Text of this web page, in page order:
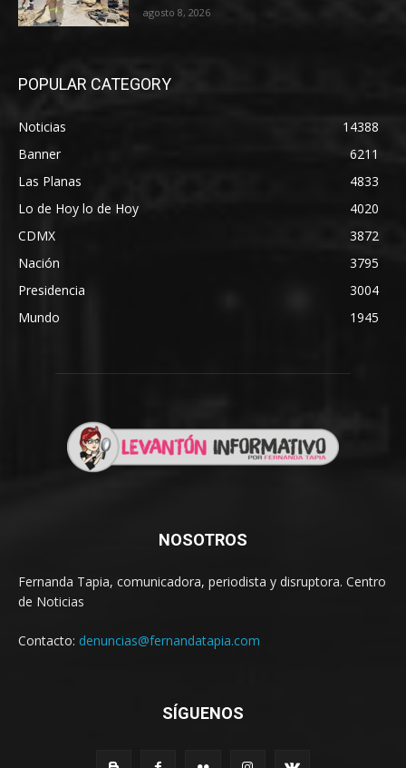
agosto 8, 2026
POPULAR CATEGORY
Noticias
14388
Banner
6211
Las Planas
4833
Lo de Hoy lo de Hoy
4020
CDMX
3872
Nación
3795
Presidencia
3004
Mundo
1945
NOSOTROS
Fernanda Tapia, comunicadora, periodista y disruptora. Centro
de Noticias
Contacto: denuncias@fernandatapia.com
SÍGUENOS